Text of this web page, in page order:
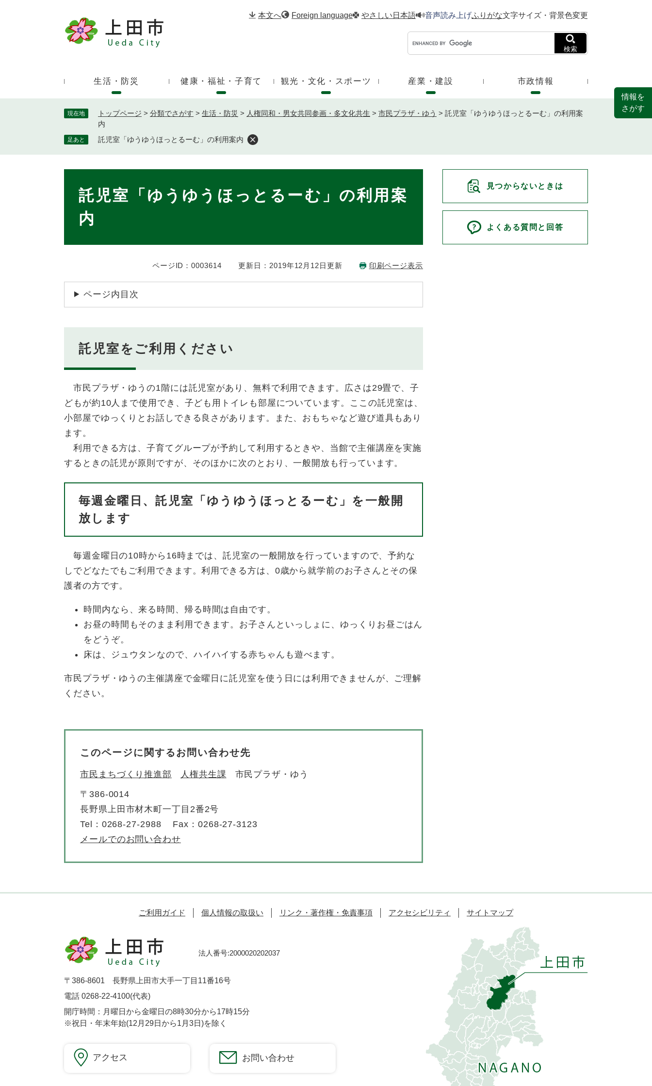
。
本文へ Foreign language やさしい日本語 音声読み上げふりがな文字サイズ・背景色変更
ド
検索
生活・防災 健康・福祉・子育て 観光・文化・スポーツ 産業・建設 市政情報
現在地 トップページ > 分類でさがす > 生活・防災 > 人権同和・男女共同参画・多文化共生 > 市民プラザ・ゆう > 託児室「ゆうゆうほっとるーむ」の利用案
内
足あと 託児室「ゆうゆうほっとるーむ」の利用案内
託児室「ゆうゆうほっとるーむ」の利用案
内
ページID：0003614 更新日：2019年12月12日更新 印刷ページ表示
ページ内目次
託児室をご利用ください
市民プラザ・ゆうの1階には託児室があり、無料で利用できます。広さは29畳で、子
どもが約10人まで使用でき、子ども用トイレも部屋についています。ここの託児室は、
小部屋でゆっくりとお話しできる良さがあります。また、おもちゃなど遊び道具もあり
ます。
利用できる方は、子育てグループが予約して利用するときや、当館で主催講座を実施
するときの託児が原則ですが、そのほかに次のとおり、一般開放も行っています。
毎週金曜日、託児室「ゆうゆうほっとるーむ」を一般開
放します
毎週金曜日の10時から16時までは、託児室の一般開放を行っていますので、予約な
しでどなたでもご利用できます。利用できる方は、0歳から就学前のお子さんとその保
護者の方です。
時間内なら、来る時間、帰る時間は自由です。
お昼の時間もそのまま利用できます。お子さんといっしょに、ゆっくりお昼ごはん
をどうぞ。
床は、ジュウタンなので、ハイハイする赤ちゃんも遊べます。
市民プラザ・ゆうの主催講座で金曜日に託児室を使う日には利用できませんが、ご理解
ください。
このページに関するお問い合わせ先
市民まちづくり推進部 人権共生課 市民プラザ・ゆう
〒386-0014
長野県上田市材木町一丁目2番2号
Tel：0268-27-2988
Fax：0268-27-3123
メールでのお問い合わせ
見つからないときは
よくある質問と回答
情報を
さがす
ご利用ガイド 個人情報の取扱い リンク・著作権・免責事項 アクセシビリティ サイトマップ
法人番号:2000020202037
〒386-8601 長野県上田市大手一丁目11番16号
電話 0268-22-4100(代表)
開庁時間：月曜日から金曜日の8時30分から17時15分
※祝日・年末年始(12月29日から1月3日)を除く
アクセス お問い合わせ